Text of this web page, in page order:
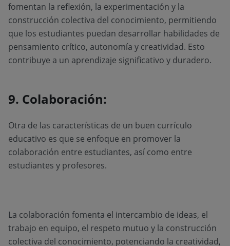
fomentan la reflexión, la experimentación y la
construcción colectiva del conocimiento, permitiendo
que los estudiantes puedan desarrollar habilidades de
pensamiento crítico, autonomía y creatividad. Esto
contribuye a un aprendizaje significativo y duradero.
9. Colaboración:
Otra de las características de un buen currículo
educativo es que se enfoque en promover la
colaboración entre estudiantes, así como entre
estudiantes y profesores.
La colaboración fomenta el intercambio de ideas, el
trabajo en equipo, el respeto mutuo y la construcción
colectiva del conocimiento, potenciando la creatividad,